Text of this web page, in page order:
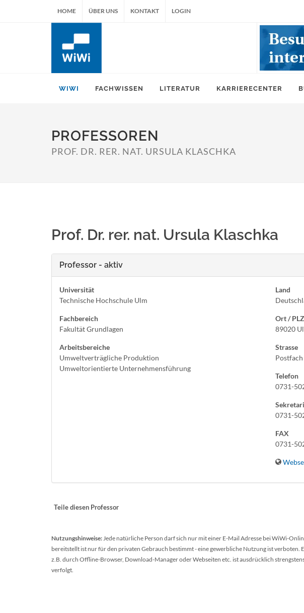
HOME ÜBER UNS KONTAKT LOGIN
WIWI FACHWISSEN LITERATUR KARRIERECENTER
PROFESSOREN
PROF. DR. RER. NAT. URSULA KLASCHKA
Prof. Dr. rer. nat. Ursula Klaschka
Professor - aktiv
Universität
Technische Hochschule Ulm
Fachbereich
Fakultät Grundlagen
Arbeitsbereiche
Umweltverträgliche Produktion
Umweltorientierte Unternehmensführung
Land
Ort / PLZ
89020
Strasse
Telefon
0731-
0731-
FAX
0731-
Teile diesen Professor
Nutzungshinweise:Jede natürliche Person darf sich nur mit einer E-Mail Adresse bei WiWi-
bereitstellt ist nur für den privaten Gebrauch bestimmt - eine gewerbliche Nutzung ist
z.B. durch Offline-Browser, Download-Manager oder Webseiten etc. ist ausdrücklich
verfolgt.